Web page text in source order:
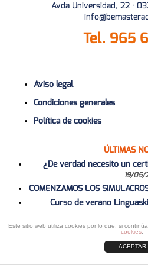
Este sitio web utiliza cookies por lo que, si
cookies
ACEPTAR
Avda Universidad, 22 ·
Tel. 965
Aviso legal
Condiciones generales
Política de cookies
ÚLTIMAS
¿De verdad necesito un
19/05/
COMENZAMOS LOS
Curso de verano